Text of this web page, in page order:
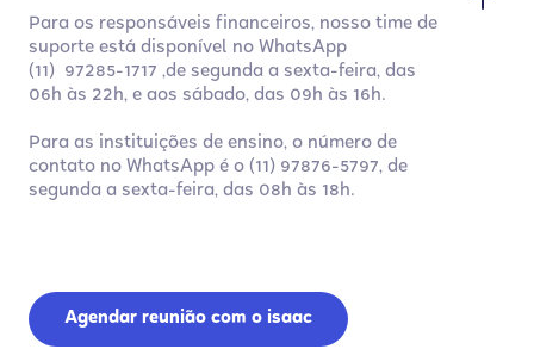
Para os responsáveis financeiros, nosso time de
suporte está disponível no WhatsApp
(11) 97285-1717 ,de segunda a sexta-feira, das
06h às 22h, e aos sábado, das 09h às 16h.
Para as instituições de ensino, o número de
contato no WhatsApp é o (11) 97876-5797, de
segunda a sexta-feira, das 08h às 18h.
Agendar reunião com o isaac